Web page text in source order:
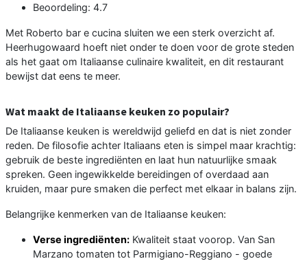
Beoordeling: 4.7
Met Roberto bar e cucina sluiten we een sterk overzicht af.
Heerhugowaard hoeft niet onder te doen voor de grote steden
als het gaat om Italiaanse culinaire kwaliteit, en dit restaurant
bewijst dat eens te meer.
Wat maakt de Italiaanse keuken zo populair?
De Italiaanse keuken is wereldwijd geliefd en dat is niet zonder
reden. De filosofie achter Italiaans eten is simpel maar krachtig:
gebruik de beste ingrediënten en laat hun natuurlijke smaak
spreken. Geen ingewikkelde bereidingen of overdaad aan
kruiden, maar pure smaken die perfect met elkaar in balans zijn.
Belangrijke kenmerken van de Italiaanse keuken:
Verse ingrediënten: Kwaliteit staat voorop. Van San
Marzano tomaten tot Parmigiano-Reggiano - goede